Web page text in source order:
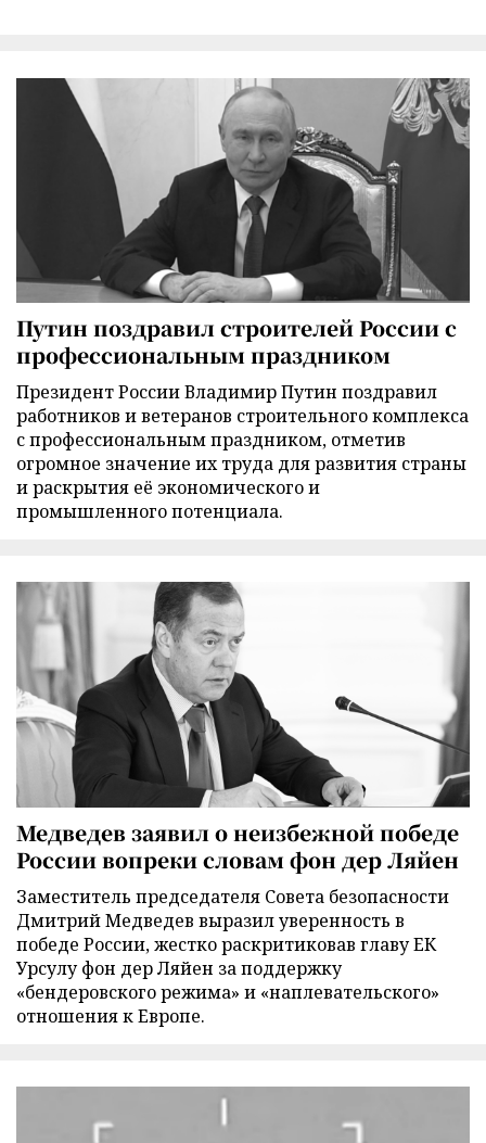
Путин поздравил строителей России с
профессиональным праздником
Президент России Владимир Путин поздравил
работников и ветеранов строительного комплекса
с профессиональным праздником, отметив
огромное значение их труда для развития страны
и раскрытия её экономического и
промышленного потенциала.
Медведев заявил о неизбежной победе
России вопреки словам фон дер Ляйен
Заместитель председателя Совета безопасности
Дмитрий Медведев выразил уверенность в
победе России, жестко раскритиковав главу ЕК
Урсулу фон дер Ляйен за поддержку
«бендеровского режима» и «наплевательского»
отношения к Европе.